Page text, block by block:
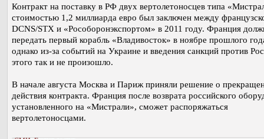
Контракт на поставку в РФ двух вертолетоносцев типа
стоимостью 1,2 миллиарда евро был заключен между
DCNS/STX и «Рособоронэкспортом» в 2011 году. Франция
передать первый корабль «Владивосток» в ноябре прошлого
однако из-за событий на Украине и введения санкций против
этого так и не произошло.
В начале августа Москва и Париж приняли решение о
действия контракта. Франция после возврата российского
установленного на «Мистрали», сможет распоряжаться
вертолетоносцами.